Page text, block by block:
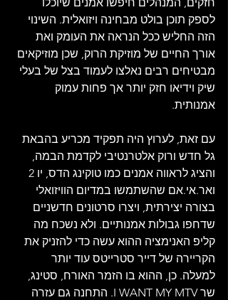
לספק תוכן בולט מבחינה ויזואלית. השינוי
הזה החליש ככל הנראה את העומק ואת
אורך החיים של מוזיקת ​​הרוק, שכן מוזיקאים
מבטיחים רבים נאלצו לעמוד בצל של בעלי
שיק וידיאו חזק יותר אך פחות עמוק
אמנותית.
עם זאת, לערוץ היה תפקיד מכריע בהבאת
גל חדש ורוק אלטרנטיבי לקדמת הבמה,
ואר.אי.אם שהשתמשו במדיום הוויזואלי
בצורה יצירתית, ויצרו סרטונים חדשניים
שדחפו גבולות אמנותיים. ולא נשכח מה
קליפ האנימציה ההוא עשה כדי להזניק את
הקריירה של דייר סטרייטס עוד יותר
למעלה. כן, ההוא בו הזמר האורח, סטינג,
שר I WANT MY MTV. התחנה גם עזרה